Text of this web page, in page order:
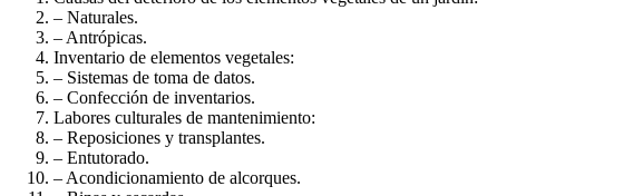
– Naturales.
– Antrópicas.
Inventario de elementos vegetales:
– Sistemas de toma de datos.
– Confección de inventarios.
Labores culturales de mantenimiento:
– Reposiciones y transplantes.
– Entutorado.
– Acondicionamiento de alcorques.